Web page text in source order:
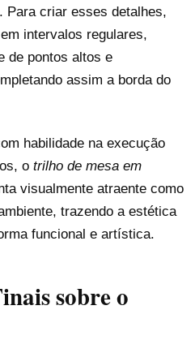
Para criar esses detalhes,
intervalos regulares,
de pontos altos e
assim a borda do
habilidade na execução
o trilho de mesa em
visualmente atraente como
trazendo a estética
funcional e artística.
sobre o